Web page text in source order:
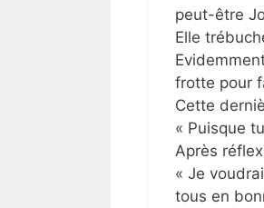
peut-être
Elle
frotte pour
Cette
« Puisque
Après
« Je
tous en